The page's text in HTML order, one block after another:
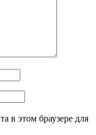
в этом браузере для